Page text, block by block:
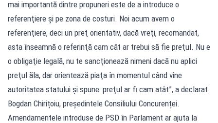
mai importantă dintre propuneri este de a introduce o
referenţiere şi pe zona de costuri. Noi acum avem o
referenţiere, deci un preţ orientativ, dacă vreţi, recomandat,
asta înseamnă o referinţă cam cât ar trebui să fie preţul. Nu e
o obligaţie legală, nu te sancţionează nimeni dacă nu aplici
preţul ăla, dar orientează piaţa în momentul când vine
autoritatea statului şi spune: preţul ar fi cam atât”, a declarat
Bogdan Chirițoiu, președintele Consiliului Concurenței.
Amendamentele introduse de PSD în Parlament ar ajuta la